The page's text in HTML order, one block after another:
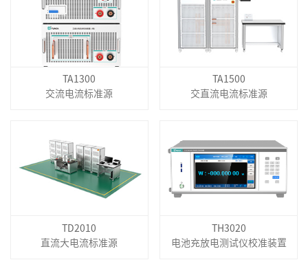
TA1300
交流电流标准源
TA1500
交直流电流标准源
TD2010
直流大电流标准源
TH3020
电池充放电测试仪校准装置